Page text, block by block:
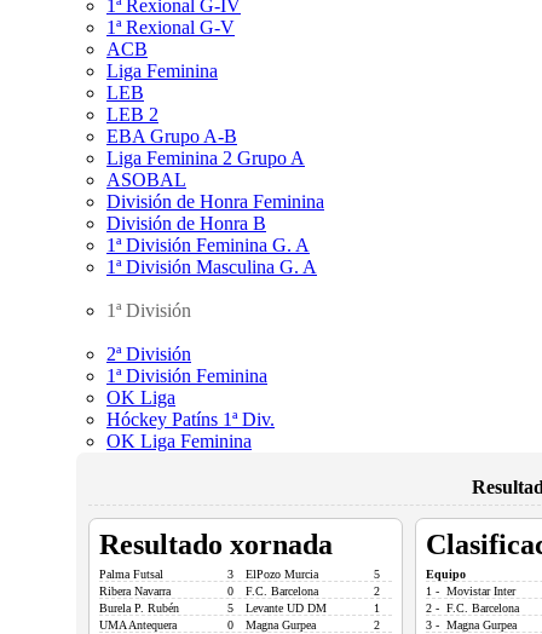
1ª Rexional G-IV
1ª Rexional G-V
ACB
Liga Feminina
LEB
LEB 2
EBA Grupo A-B
Liga Feminina 2 Grupo A
ASOBAL
División de Honra Feminina
División de Honra B
1ª División Feminina G. A
1ª División Masculina G. A
1ª División
2ª División
1ª División Feminina
OK Liga
Hóckey Patíns 1ª Div.
OK Liga Feminina
Resultado xornada
Palma Futsal 3 ElPozo Murcia
5
Ribera Navarra
0 F.C. Barcelona
2
Burela P. Rubén
5 Levante UD DM
1
UMA Antequera
0 Magna Gurpea
2
Equipo
1 - Movistar Inter
2 - F.C. Barcelona
3 - Magna Gurpea